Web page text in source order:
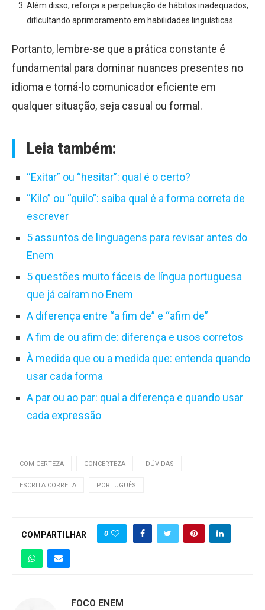
Além disso, reforça a perpetuação de hábitos inadequados,
dificultando aprimoramento em habilidades linguísticas.
Portanto, lembre-se que a prática constante é
fundamental para dominar nuances presentes no
idioma e torná-lo comunicador eficiente em
qualquer situação, seja casual ou formal.
Leia também:
“Exitar” ou “hesitar”: qual é o certo?
“Kilo” ou “quilo”: saiba qual é a forma correta de
escrever
5 assuntos de linguagens para revisar antes do
Enem
5 questões muito fáceis de língua portuguesa
que já caíram no Enem
A diferença entre “a fim de” e “afim de”
A fim de ou afim de: diferença e usos corretos
À medida que ou a medida que: entenda quando
usar cada forma
A par ou ao par: qual a diferença e quando usar
cada expressão
COM CERTEZA CONCERTEZA DÚVIDAS
ESCRITA CORRETA PORTUGUÊS
COMPARTILHAR 0
FOCO ENEM